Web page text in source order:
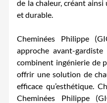
de la chaleur, créant
et durable.
Cheminées Philippe
approche avant-
combinent ingénierie de
offrir une solution de
efficace qu’esthétique.
Cheminées Philippe